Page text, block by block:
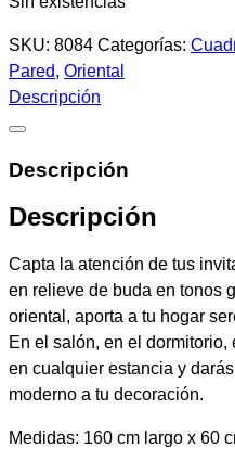
SKU: 8084 Categorías:
Pared, Oriental
Descripción
Descripción
Descripción
Capta la atención de tus
en relieve de buda en tonos
oriental, aporta a tu hogar
En el salón, en el
en cualquier estancia y
moderno a tu decoración.
Medidas: 160 cm largo x 60